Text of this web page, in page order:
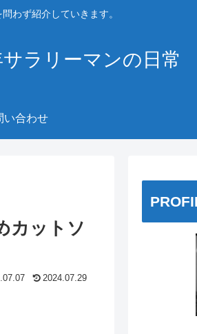
わず紹介していきます。
ラリーマンの日常
い合わせ
カットソ
2024.07.29